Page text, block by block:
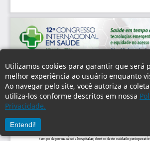
Utilizamos cookies para garantir que será
melhor experiência ao usuário enquanto
Ao navegar pelo site, você autoriza a
utiliza-los conforme descritos em nossa
Privacidade.
Entendi!